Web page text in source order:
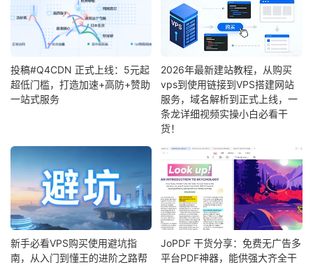
投稿#Q4CDN 正式上线：5元起
超低门槛，打造加速+高防+赞助
一站式服务
2026年最新建站教程，从购买
vps到使用链接到VPS搭建网站
服务，域名解析到正式上线，一
条龙详细视频实操小白必看干
货！
新手必看VPS购买使用避坑指
南，从入门到懂王的进阶之路帮
JoPDF 干货分享：免费无广告多
平台PDF神器，能供强大齐全干